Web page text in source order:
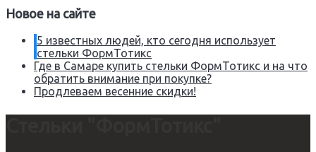
Новое на сайте
5 известных людей, кто сегодня использует
стельки ФормТотикс
Где в Самаре купить стельки ФормТотикс и на что
обратить внимание при покупке?
Продлеваем весенние скидки!